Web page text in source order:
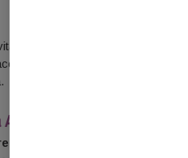
piena, serena e in equilibrio
in questo viaggio
pratica